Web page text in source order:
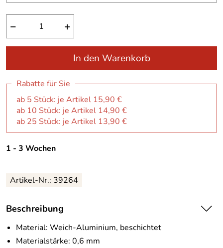
− +
In den Warenkorb
Rabatte für Sie
ab 5 Stück: je Artikel 15,90 €
ab 10 Stück: je Artikel 14,90 €
ab 25 Stück: je Artikel 13,90 €
1 - 3 Wochen
Artikel-Nr.: 39264
Beschreibung
Material: Weich-Aluminium, beschichtet
Materialstärke: 0,6 mm